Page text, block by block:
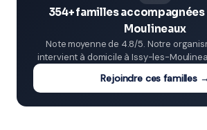
354+ familles
Moulineaux
Note moyenne de 4.8/5. Notre
intervient à domicile à Issy-les-
Rejoindre ces familles →